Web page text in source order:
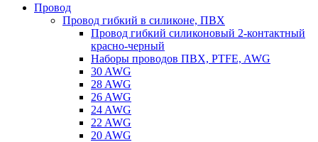
Провод
Провод гибкий в силиконе, ПВХ
Провод гибкий силиконовый 2-контактный
красно-черный
Наборы проводов ПВХ, PTFE, AWG
30 AWG
28 AWG
26 AWG
24 AWG
22 AWG
20 AWG